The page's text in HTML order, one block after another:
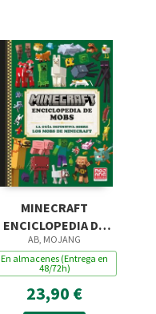
MINECRAFT
ENCICLOPEDIA DE
MOBS
AB, MOJANG
En almacenes (Entrega en
48/72h)
23,90 €